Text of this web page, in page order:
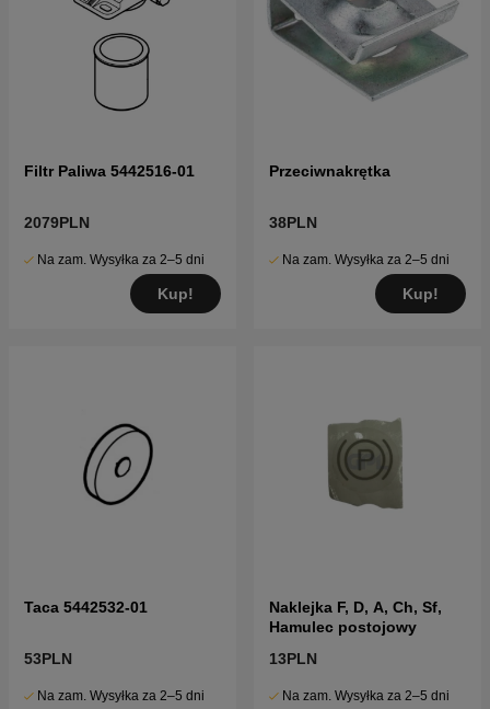
Filtr Paliwa 5442516-01
2079PLN
Na zam. Wysyłka za 2–5 dni
Kup!
Przeciwnakrętka
38PLN
Na zam. Wysyłka za 2–5 dni
Kup!
Taca 5442532-01
53PLN
Na zam. Wysyłka za 2–5 dni
Naklejka F, D, A, Ch, Sf,
Hamulec postojowy
13PLN
Na zam. Wysyłka za 2–5 dni